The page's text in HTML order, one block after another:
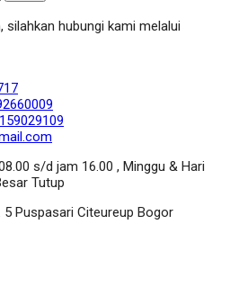
silahkan hubungi kami melalui
s/d jam 16.00 , Minggu & Hari
Tutup
5 Puspasari Citeureup Bogor